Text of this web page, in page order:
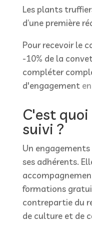
Les plants
d’une première
Pour recevoir le
-10% de la
compléter
d'engagement
C'est
suivi ?
Un engagements
ses adhérents.
formations
contrepartie du
de culture et de